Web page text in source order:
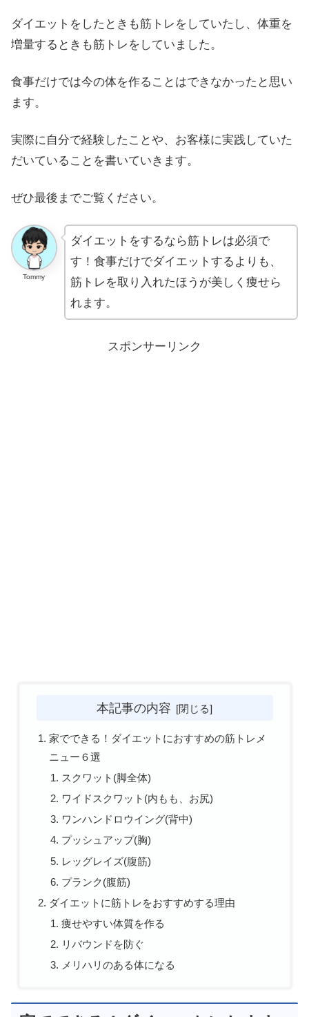
ダイエットをしたときも筋トレをしていたし、体重を
増量するときも筋トレをしていました。
食事だけでは今の体を作ることはできなかったと思い
ます。
実際に自分で経験したことや、お客様に実践していた
だいていることを書いていきます。
ぜひ最後までご覧ください。
Tommy
ダイエットをするなら筋トレは必須で
す！食事だけでダイエットするよりも、
筋トレを取り入れたほうが美しく痩せら
れます。
スポンサーリンク
本記事の内容
家でできる！ダイエットにおすすめの筋トレメ
ニュー６選
スクワット(脚全体)
ワイドスクワット(内もも、お尻)
ワンハンドロウイング(背中)
プッシュアップ(胸)
レッグレイズ(腹筋)
プランク(腹筋)
ダイエットに筋トレをおすすめする理由
痩せやすい体質を作る
リバウンドを防ぐ
メリハリのある体になる